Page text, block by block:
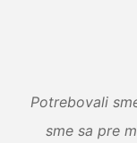
Potrebovali
sme sa pre